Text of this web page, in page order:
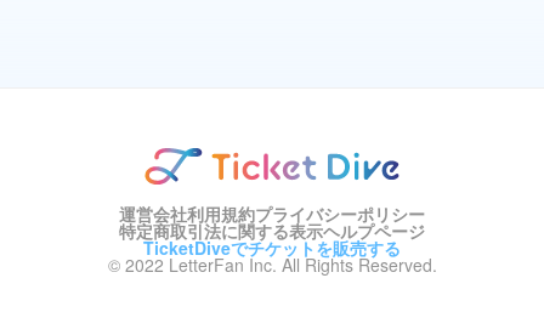
運営会社利用規約プライバシーポリシー
特定商取引法に関する表示ヘルプページ
TicketDiveでチケットを販売する
© 2022 LetterFan Inc. All Rights Reserved.